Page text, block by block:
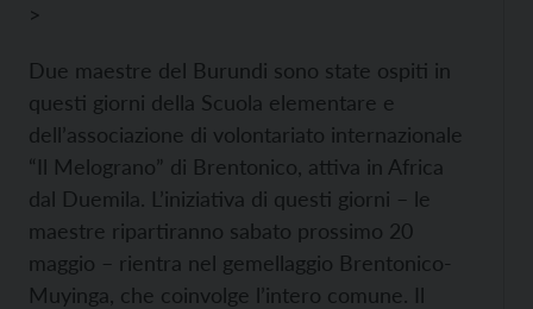
>
Due maestre del Burundi sono state ospiti in
questi giorni della Scuola elementare e
dell’associazione di volontariato internazionale
“Il Melograno” di Brentonico, attiva in Africa
dal Duemila. L’iniziativa di questi giorni – le
maestre ripartiranno sabato prossimo 20
maggio – rientra nel gemellaggio Brentonico-
Muyinga, che coinvolge l’intero comune. Il